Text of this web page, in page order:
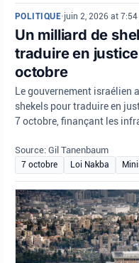
POLITIQUE•juin 2, 2026 at
Un milliard de
traduire en
octobre
Le gouvernement
shekels pour traduire en
7 octobre, finançant les
Source: Gil Tanenbaum
7 octobre Loi Nakba